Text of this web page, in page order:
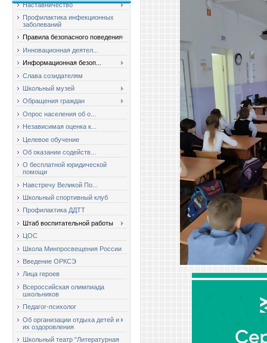
Наставничество
Профилактика инфекционных
заболеваний
Правила безопасного поведения
Инновационная деятел...
Информационная безоп...
Слава созидателям
Школьный музей
Обращения граждан
Опрос населения об о...
Независимая оценка к...
Целевое обучение
Об оказании содейств...
О бесплатной юридической
помощи
Навстречу Великой По...
Школьный спортивный клуб
Профилактика ДДТТ
Штаб воспитательной работы
ЦОС
Школа Минпросвещения России
Введение ОРКСЭ
Лица героев
Всероссийская олимпиада
школьников
Педагог-психолог
Об организации отдыха детей и
их оздоровления
Школьный театр "Литературная